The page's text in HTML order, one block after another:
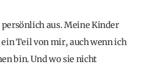
aus. Meine Kinder
Teil von mir, auch wenn ich
bin. Und wo sie nicht